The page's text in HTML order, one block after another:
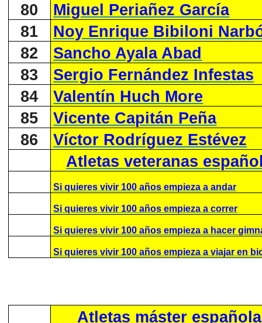
80
Miguel Periañez García
81
Noy Enrique Bibiloni
82
Sancho Ayala Abad
83
Sergio Fernández Infestas
84
Valentín Huch More
85
Vicente Capitán Peña
86
Víctor Rodríguez Estévez
Atletas veteranas
Si quieres vivir 100 años empieza a andar
Si quieres vivir 100 años empieza a correr
Si quieres vivir 100 años empieza a hacer
Si quieres vivir 100 años empieza a viajar en
Atletas máster